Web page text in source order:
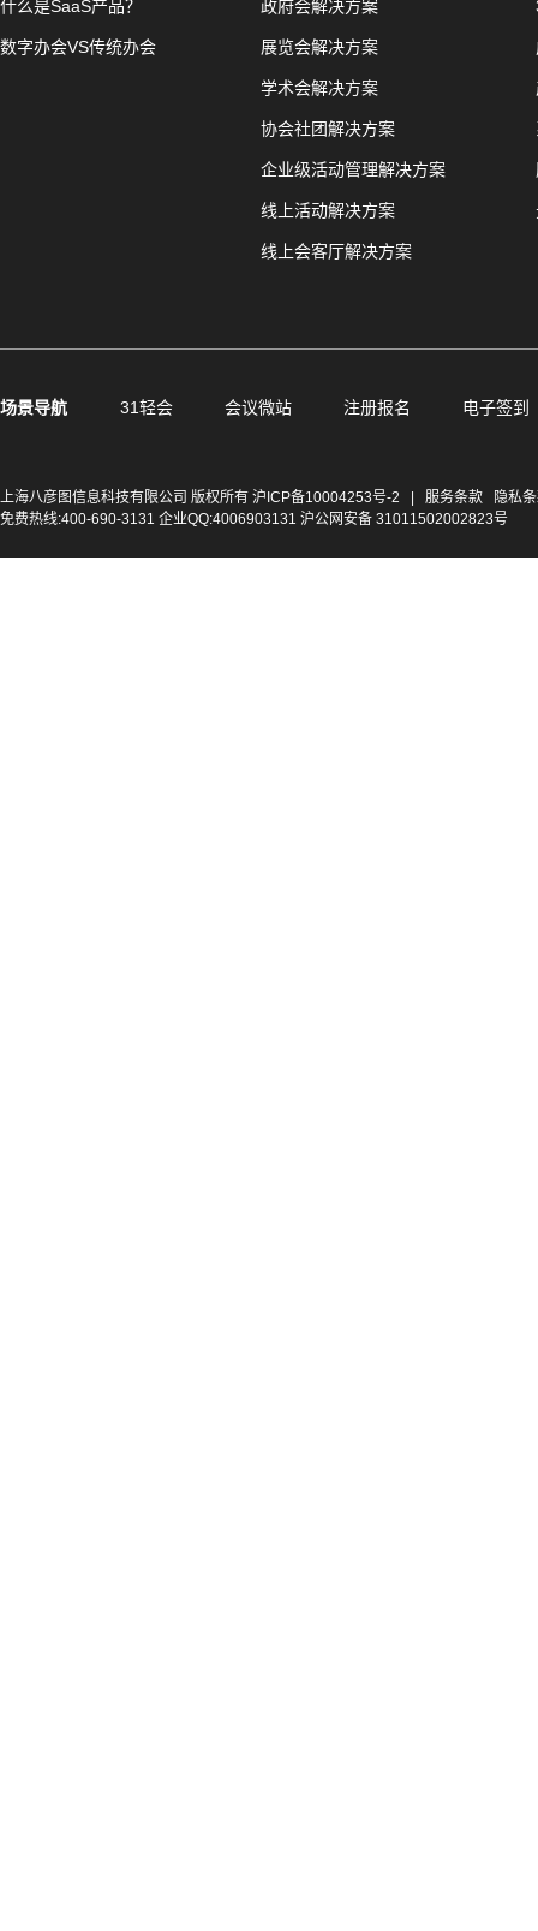
什么是SaaS产品？
数字办会VS传统办会
政府会解决方案
展览会解决方案
学术会解决方案
协会社团解决方案
企业级活动管理解决方案
线上活动解决方案
线上会客厅解决方案
场景导航 31轻会 会议微站 注册报名 电子签到
上海八彦图信息科技有限公司 版权所有 沪ICP备10004253号-2 服务条款
隐私
免费热线:400-690-3131 企业QQ:4006903131 沪公网安备 31011502002823号